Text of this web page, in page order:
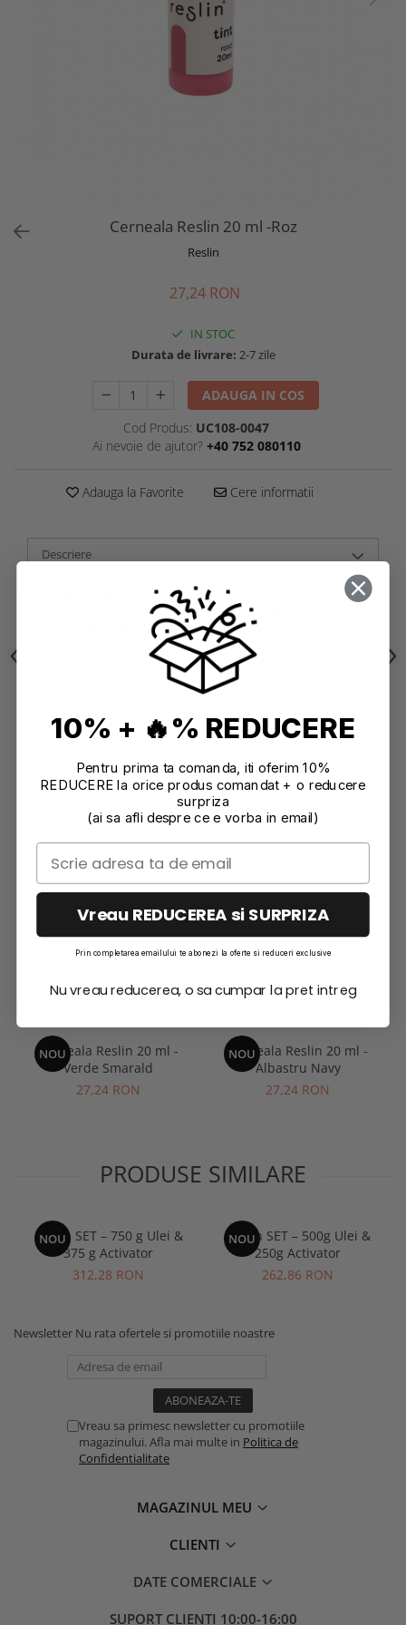
Cerneala Reslin 20 ml -Roz
Reslin
27,24 RON
IN STOC
Durata de livrare: 2-7 zile
ADAUGA IN COS
Cod Produs: UC108-0047
Ai nevoie de ajutor? +40 752 080110
Adauga la Favorite Cere informatii
Descriere
– cerneală puternic pigmentată, pe bază de
solvenți, cu putere mare de acoperire. Adaugă câteva
picături de Reslin® Tint în Reslin®-ul deja amestecat pentru
a-l colora. Vei obține culori foarte vii, cu acoperire excelentă.
Informatii conformitate produs
RECOMANDARI
NOU
Cerneala Reslin 20 ml -
Verde Smarald
27,24 RON
NOU
Cerneala Reslin 20 ml -
Albastru Navy
27,24 RON
PRODUSE SIMILARE
NOU
Reslin SET – 750 g Ulei &
375 g Activator
312,28 RON
NOU
Reslin SET – 500g Ulei &
250g Activator
262,86 RON
Newsletter Nu rata ofertele si promotiile noastre
Vreau sa primesc newsletter cu promotiile
magazinului. Afla mai multe in Politica de
Confidentialitate
MAGAZINUL MEU
CLIENTI
DATE COMERCIALE
SUPORT CLIENTI 10:00-16:00
10% + 🔥% REDUCERE
Pentru prima ta comanda, iti oferim 10%
REDUCERE la orice produs comandat + o reducere
surpriza
(ai sa afli despre ce e vorba in email)
Vreau REDUCEREA si SURPRIZA
Prin completarea emailului te abonezi la oferte si reduceri exclusive
Nu vreau reducerea, o sa cumpar la pret intreg